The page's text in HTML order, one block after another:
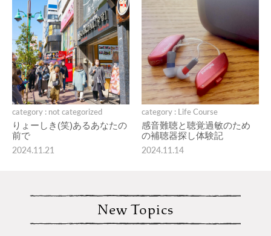
category : not categorized
りょーしき(笑)あるあなたの
前で
2024.11.21
category : Life Course
感音難聴と聴覚過敏のため
の補聴器探し体験記
2024.11.14
New Topics